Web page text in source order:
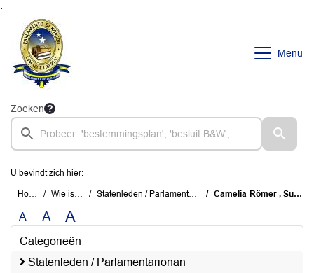
Ga naar de inhoud van deze pagina
Ga naar het zoeken
Ga naar het menu
Menu
Zoeken
U bevindt zich hier:
Home Wie is wie Statenleden / Parlamentarionan Camelia-Römer , Susanne
A A A
Categorieën
Statenleden / Parlamentarionan